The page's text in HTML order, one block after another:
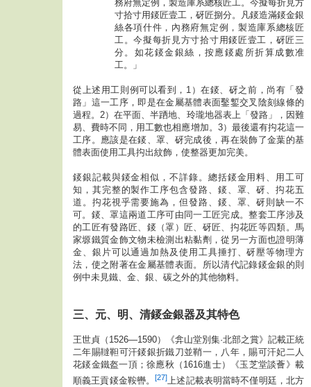
務府無定例，製造庫系總核匠工。今擬每折見方
寸拾寸用錽匠壹工，砑匠捌分。凡錽造滿錽金銀
絲各項什件，內務府無定例，製造庫系總核匠
工。今擬每折見方寸拾寸用錽匠壹工，砑匠三
分。如花錽金銀絲，按應錽處所折算成數准
工。」
從上述用工則例可以看到，1）在錽、砑之前，尚有「發
路」這一工序，即是在金屬基體表面鑿鏨交叉陰刻線條的
過程。2）在平面、半跴地、玲瓏地器表上「發路」，因難
易、費時不同，用工數也相應增加。3）最後還有抅花這一
工序。應該是在錽、罩、砑完成後，再在裝飾了金葉的基
體表面使用工具抅出紋飾，使整器更加完美。
錽銀記載與錽金相似，不詳錄。總括錽金用料、用工可
知，其完整的製作工序包含發路、錽、罩、砑、抅花五
道。抅花視乎需要施為，但發路、錽、罩、砑則缺一不
可。錽、罩這兩道工序可由同一工匠完成。整套工序涉及
的工匠有發路匠、錽（罩）匠、砑匠、抅花匠等四類。馬
家塬鐵質金飾文物未檢測出粘黏劑，從另一方面也證明薄
金、銀片可以通過加熱及使用工具捶打、砑壓等物理方
法，使之附著在金屬基體表面。所以清代記錄錽金銀的則
例中未見鐵、金、銀、碳之外的其他物料。
三、 元、 明、清錽金銀器及其特色
王世貞（1526—1590）《弇山堂別集·北部之賞》記載正統
二年賜韃靼可汗錽銀折鐵刀並鞘一，八年，賜可汗妃二人
花錽金鐵盔一頂；徐應秋（1616進士）《玉芝堂談薈》載
順義王貢錽金鞍轡。[27]上述記載表明當時不僅明廷，北方